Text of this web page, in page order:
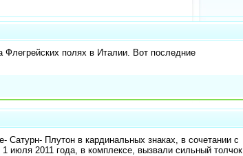
полях в Италии. Вот последние
Плутон в кардинальных знаках, в сочетании с
июля 2011 года, в комплексе, вызвали сильный толчок